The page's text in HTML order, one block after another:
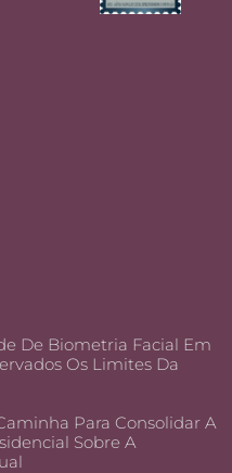
De Biometria Facial Em
Os Limites Da
Para Consolidar A
Sobre A